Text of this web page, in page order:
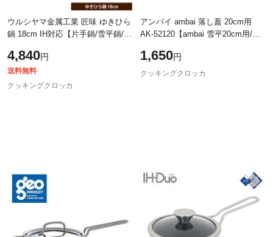
ウルシヤマ金属工業 匠味 ゆきひら
鍋 18cm IH対応【片手鍋/雪平鍋/行
ック/ウルシヤマ/日本製/送料無料
4,840円
送料無料
クッキングクロッカ
アンバイ ambai 落し蓋 20cm用
AK-52120【ambai 雪平20cm用/木
落としぶた/あんばい/調理器具/日
本製】
1,650円
クッキングクロッカ